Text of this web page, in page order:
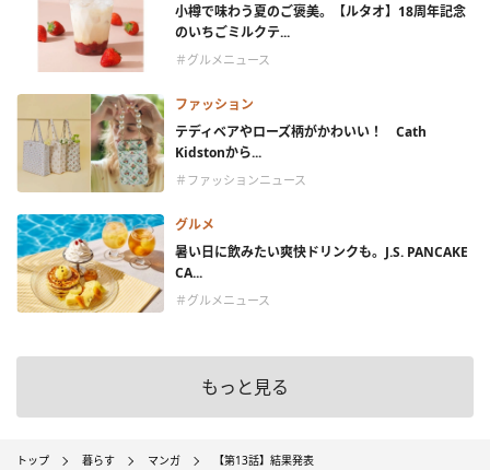
小樽で味わう夏のご褒美。【ルタオ】18周年記念
のいちごミルクテ...
＃グルメニュース
ファッション
テディベアやローズ柄がかわいい！ Cath
Kidstonから...
＃ファッションニュース
グルメ
暑い日に飲みたい爽快ドリンクも。J.S. PANCAKE
CA...
＃グルメニュース
もっと見る
トップ 暮らす マンガ 【第13話】結果発表